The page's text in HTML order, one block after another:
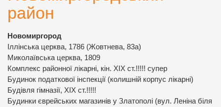
район
Новомиргород
Іллінська церква, 1786 (Жовтнева, 83а)
Миколаївська церква, 1809
Комплекс районної лікарні, кін. ХІХ ст.!!!!! супер
Будинок податкової інспекції (колишній корпус лікарні)
Будівля гімназії, ХІХ ст.!!!!!
Будинки єврейських магазинів у Златополі (вул. Леніна біля